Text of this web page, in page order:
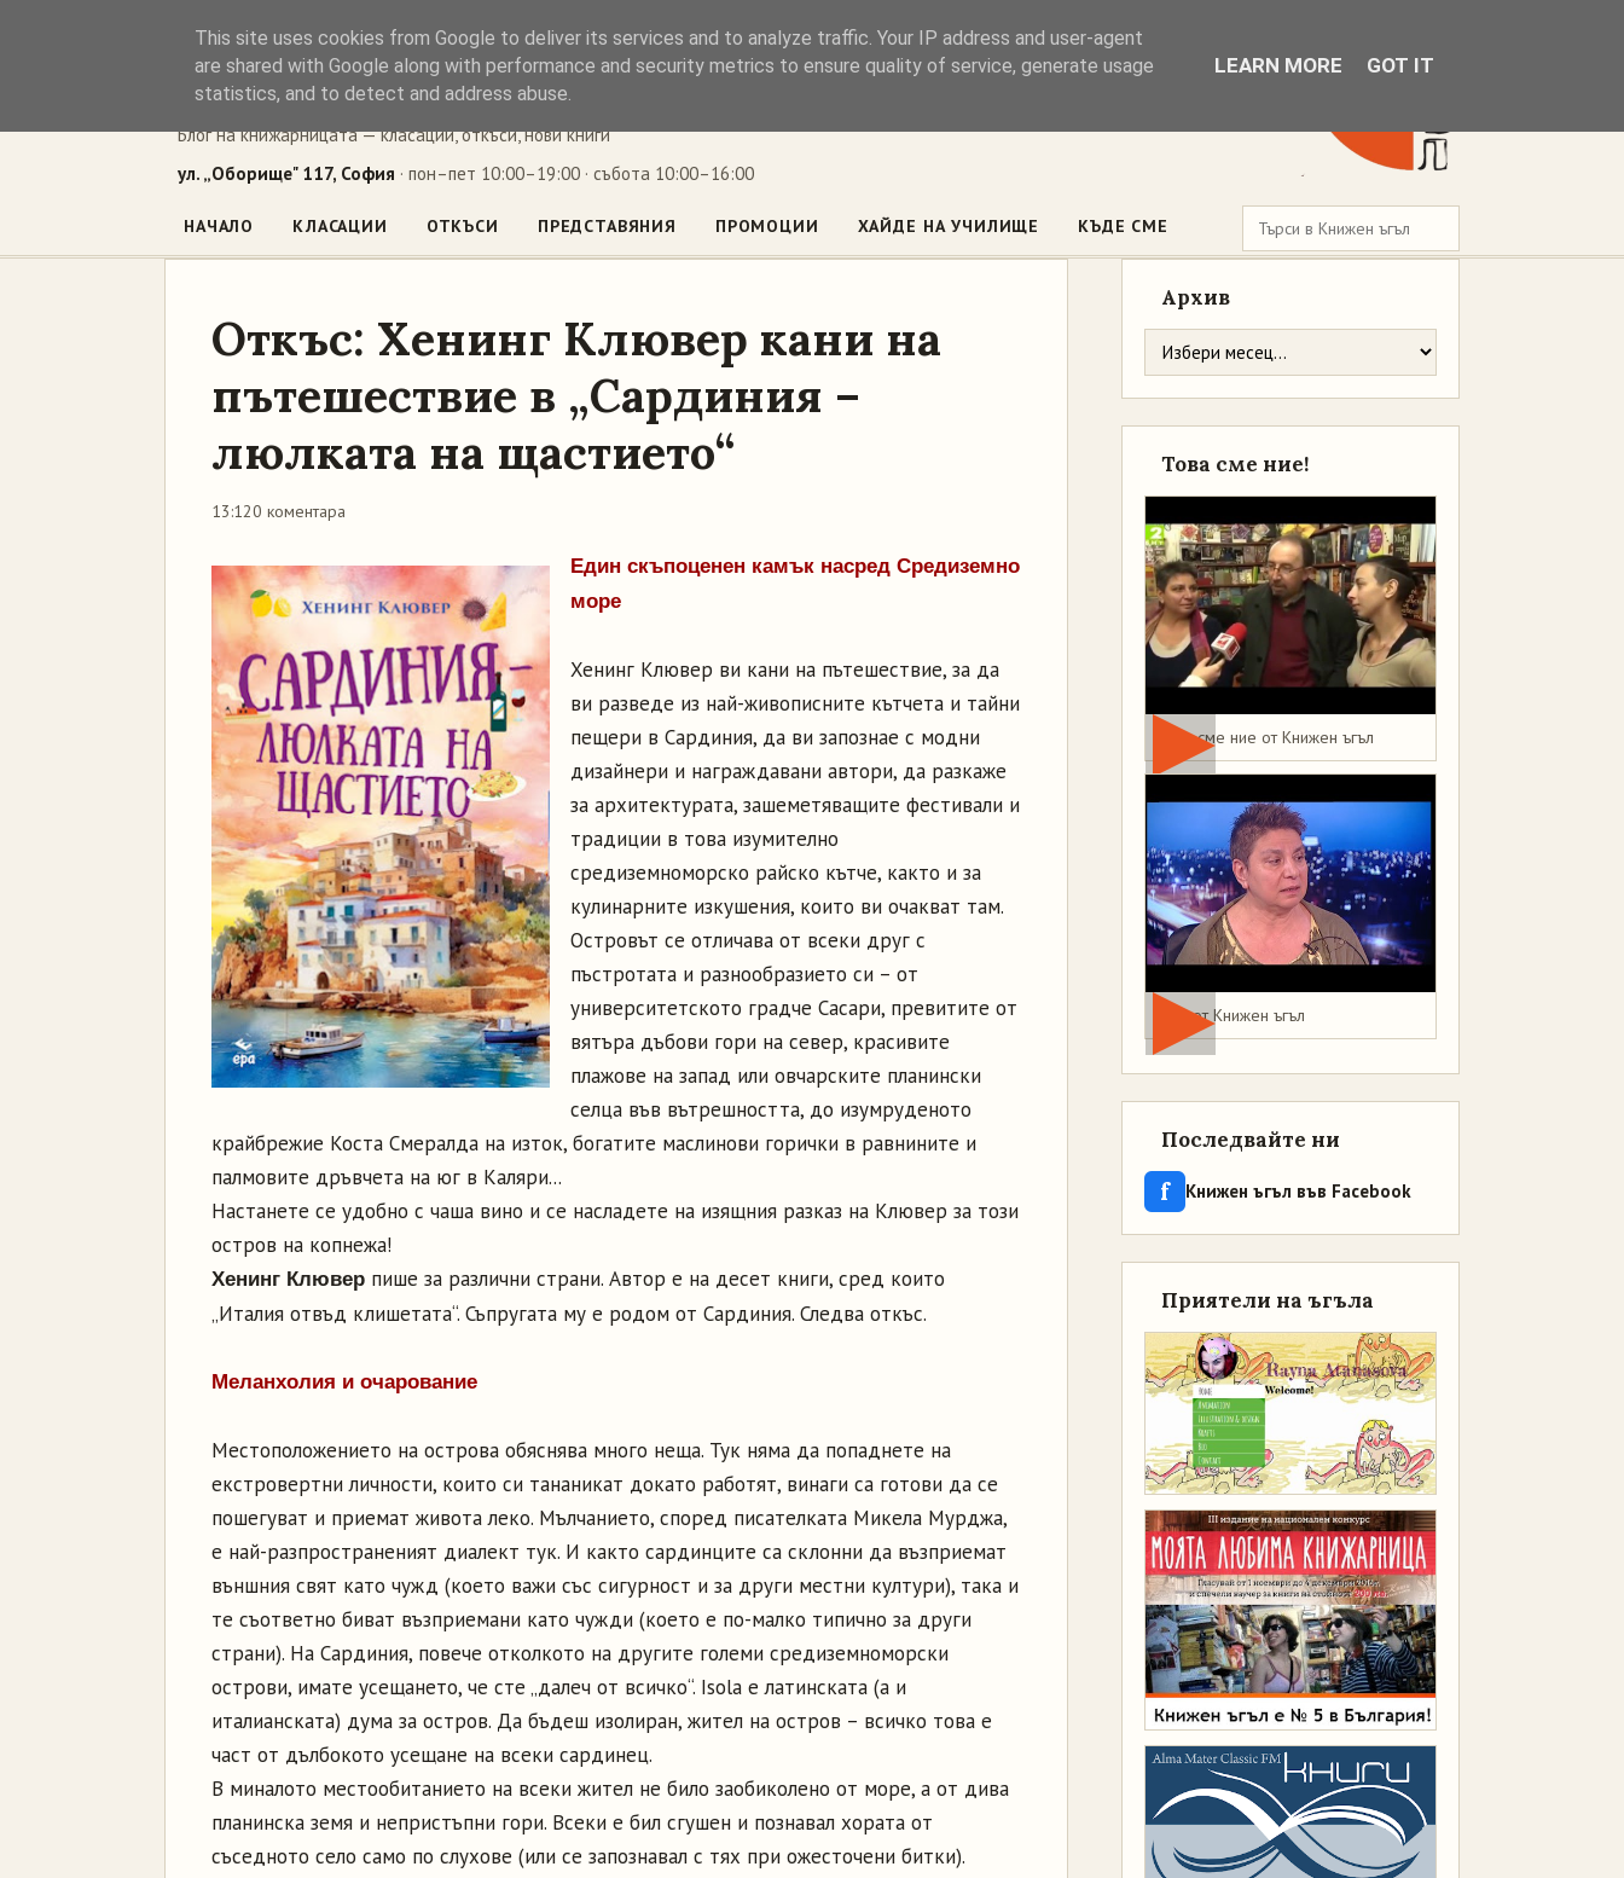
Книжен ъгъл
Блог на книжарницата — класации, откъси, нови книги
ул. „Оборище" 117, София · пон–пет 10:00–19:00 · събота 10:00–16:00
НАЧАЛО КЛАСАЦИИ ОТКЪСИ ПРЕДСТАВЯНИЯ ПРОМОЦИИ ХАЙДЕ НА УЧИЛИЩЕ КЪДЕ СМЕ
Откъс: Хенинг Клювер кани на
пътешествие в „Сардиния –
люлката на щастието“
13:120 коментара
Един скъпоценен камък насред Средиземно
море
Хенинг Клювер ви кани на пътешествие, за да
ви разведе из най-живописните кътчета и тайни
пещери в Сардиния, да ви запознае с модни
дизайнери и награждавани автори, да разкаже
за архитектурата, зашеметяващите фестивали и
традиции в това изумително
средиземноморско райско кътче, както и за
кулинарните изкушения, които ви очакват там.
Островът се отличава от всеки друг с
пъстротата и разнообразието си – от
университетското градче Сасари, превитите от
вятъра дъбови гори на север, красивите
плажове на запад или овчарските планински
селца във вътрешността, до изумруденото
крайбрежие Коста Смералда на изток, богатите маслинови горички в равнините и
палмовите дръвчета на юг в Каляри...
Настанете се удобно с чаша вино и се насладете на изящния разказ на Клювер за този
остров на копнежа!
Хенинг Клювер пише за различни страни. Автор е на десет книги, сред които
„Италия отвъд клишетата“. Съпругата му е родом от Сардиния. Следва откъс.
Меланхолия и очарование
Местоположението на острова обяснява много неща. Тук няма да попаднете на
екстровертни личности, които си тананикат докато работят, винаги са готови да се
пошегуват и приемат живота леко. Мълчанието, според писателката Микела Мурджа,
е най-разпространеният диалект тук. И както сардинците са склонни да възприемат
външния свят като чужд (което важи със сигурност и за други местни култури), така и
те съответно биват възприемани като чужди (което е по-малко типично за други
страни). На Сардиния, повече отколкото на другите големи средиземноморски
острови, имате усещането, че сте „далеч от всичко“. Isola е латинската (а и
италианската) дума за остров. Да бъдеш изолиран, жител на остров – всичко това е
част от дълбокото усещане на всеки сардинец.
В миналото местообитанието на всеки жител не било заобиколено от море, а от дива
планинска земя и непристъпни гори. Всеки е бил сгушен и познавал хората от
съседното село само по слухове (или се запознавал с тях при ожесточени битки).
Архив
Това сме ние!
Това сме ние от Книжен ъгъл
Мая от Книжен ъгъл
Последвайте ни
f Книжен ъгъл във Facebook
Приятели на ъгъла
This site uses cookies from Google to deliver its services and to analyze traffic. Your IP address and user-agent
are shared with Google along with performance and security metrics to ensure quality of service, generate usage
statistics, and to detect and address abuse.
LEARN MORE GOT IT